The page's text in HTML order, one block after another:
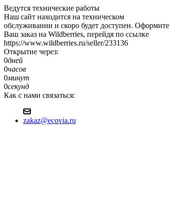
Ведутся технические работы
Наш сайт находится на техническом
обслуживании и скоро будет доступен. Оформите
Ваш заказ на Wildberries, перейдя по ссылке
https://www.wildberries.ru/seller/233136
Открытие через:
0дней
0часов
0минут
0секунд
Как с нами связаться:
zakaz@ecovia.ru